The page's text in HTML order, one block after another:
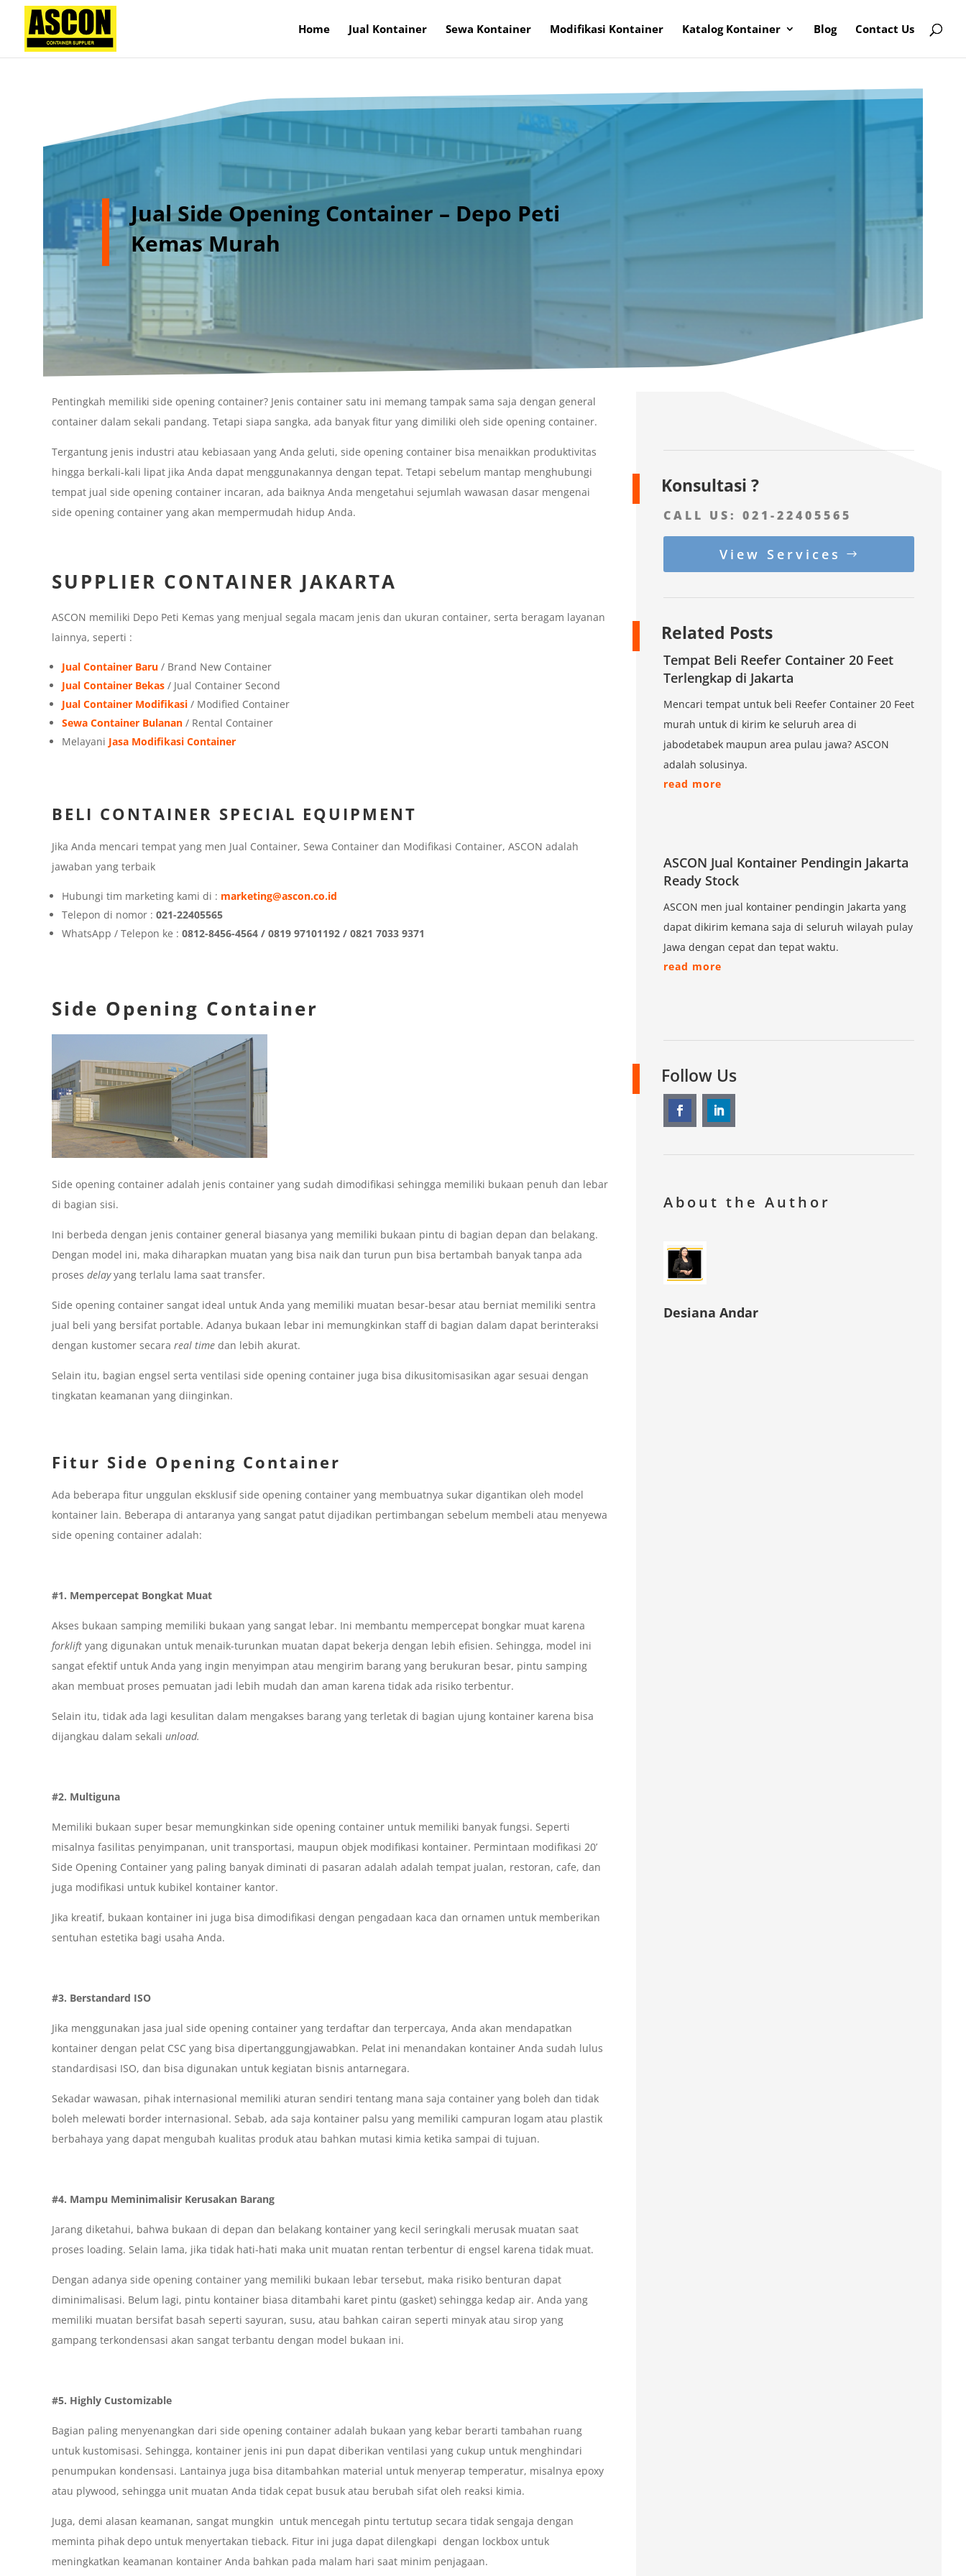
Home Jual Kontainer Sewa Kontainer Modifikasi Kontainer Katalog Kontainer Blog Contact Us
Jual Side Opening Container – Depo Peti
Kemas Murah
Pentingkah memiliki side opening container? Jenis container satu ini memang tampak sama saja dengan general
container dalam sekali pandang. Tetapi siapa sangka, ada banyak fitur yang dimiliki oleh side opening container.
Tergantung jenis industri atau kebiasaan yang Anda geluti, side opening container bisa menaikkan produktivitas
hingga berkali-kali lipat jika Anda dapat menggunakannya dengan tepat. Tetapi sebelum mantap menghubungi
tempat jual side opening container incaran, ada baiknya Anda mengetahui sejumlah wawasan dasar mengenai
side opening container yang akan mempermudah hidup Anda.
SUPPLIER CONTAINER JAKARTA
ASCON memiliki Depo Peti Kemas yang menjual segala macam jenis dan ukuran container, serta beragam layanan
lainnya, seperti :
Jual Container Baru/ Brand New Container
Jual Container Bekas/ Jual Container Second
Jual Container Modifikasi/ Modified Container
Sewa Container Bulanan/ Rental Container
Melayani Jasa Modifikasi Container
BELI CONTAINER SPECIAL EQUIPMENT
Jika Anda mencari tempat yang men Jual Container, Sewa Container dan Modifikasi Container, ASCON adalah
jawaban yang terbaik
Hubungi tim marketing kami di : marketing@ascon.co.id
Telepon di nomor : 021-22405565
WhatsApp / Telepon ke : 0812-8456-4564 / 0819 97101192 / 0821 7033 9371
Side Opening Container
Side opening container adalah jenis container yang sudah dimodifikasi sehingga memiliki bukaan penuh dan lebar
di bagian sisi.
Ini berbeda dengan jenis container general biasanya yang memiliki bukaan pintu di bagian depan dan belakang.
Dengan model ini, maka diharapkan muatan yang bisa naik dan turun pun bisa bertambah banyak tanpa ada
proses delayyang terlalu lama saat transfer.
Side opening container sangat ideal untuk Anda yang memiliki muatan besar-besar atau berniat memiliki sentra
jual beli yang bersifat portable. Adanya bukaan lebar ini memungkinkan staff di bagian dalam dapat berinteraksi
dengan kustomer secara real time dan lebih akurat.
Selain itu, bagian engsel serta ventilasi side opening container juga bisa dikusitomisasikan agar sesuai dengan
tingkatan keamanan yang diinginkan.
Fitur Side Opening Container
Ada beberapa fitur unggulan eksklusif side opening container yang membuatnya sukar digantikan oleh model
kontainer lain. Beberapa di antaranya yang sangat patut dijadikan pertimbangan sebelum membeli atau menyewa
side opening container adalah:
#1. Mempercepat Bongkat Muat
Akses bukaan samping memiliki bukaan yang sangat lebar. Ini membantu mempercepat bongkar muat karena
forkliftyang digunakan untuk menaik-turunkan muatan dapat bekerja dengan lebih efisien. Sehingga, model ini
sangat efektif untuk Anda yang ingin menyimpan atau mengirim barang yang berukuran besar, pintu samping
akan membuat proses pemuatan jadi lebih mudah dan aman karena tidak ada risiko terbentur.
Selain itu, tidak ada lagi kesulitan dalam mengakses barang yang terletak di bagian ujung kontainer karena bisa
dijangkau dalam sekali unload.
#2. Multiguna
Memiliki bukaan super besar memungkinkan side opening container untuk memiliki banyak fungsi. Seperti
misalnya fasilitas penyimpanan, unit transportasi, maupun objek modifikasi kontainer. Permintaan modifikasi 20’
Side Opening Container yang paling banyak diminati di pasaran adalah adalah tempat jualan, restoran, cafe, dan
juga modifikasi untuk kubikel kontainer kantor.
Jika kreatif, bukaan kontainer ini juga bisa dimodifikasi dengan pengadaan kaca dan ornamen untuk memberikan
sentuhan estetika bagi usaha Anda.
#3. Berstandard ISO
Jika menggunakan jasa jual side opening container yang terdaftar dan terpercaya, Anda akan mendapatkan
kontainer dengan pelat CSC yang bisa dipertanggungjawabkan. Pelat ini menandakan kontainer Anda sudah lulus
standardisasi ISO, dan bisa digunakan untuk kegiatan bisnis antarnegara.
Sekadar wawasan, pihak internasional memiliki aturan sendiri tentang mana saja container yang boleh dan tidak
boleh melewati border internasional. Sebab, ada saja kontainer palsu yang memiliki campuran logam atau plastik
berbahaya yang dapat mengubah kualitas produk atau bahkan mutasi kimia ketika sampai di tujuan.
#4. Mampu Meminimalisir Kerusakan Barang
Jarang diketahui, bahwa bukaan di depan dan belakang kontainer yang kecil seringkali merusak muatan saat
proses loading. Selain lama, jika tidak hati-hati maka unit muatan rentan terbentur di engsel karena tidak muat.
Dengan adanya side opening container yang memiliki bukaan lebar tersebut, maka risiko benturan dapat
diminimalisasi. Belum lagi, pintu kontainer biasa ditambahi karet pintu (gasket) sehingga kedap air. Anda yang
memiliki muatan bersifat basah seperti sayuran, susu, atau bahkan cairan seperti minyak atau sirop yang
gampang terkondensasi akan sangat terbantu dengan model bukaan ini.
#5. Highly Customizable
Bagian paling menyenangkan dari side opening container adalah bukaan yang kebar berarti tambahan ruang
untuk kustomisasi. Sehingga, kontainer jenis ini pun dapat diberikan ventilasi yang cukup untuk menghindari
penumpukan kondensasi. Lantainya juga bisa ditambahkan material untuk menyerap temperatur, misalnya epoxy
atau plywood, sehingga unit muatan Anda tidak cepat busuk atau berubah sifat oleh reaksi kimia.
Juga, demi alasan keamanan, sangat mungkin untuk mencegah pintu tertutup secara tidak sengaja dengan
meminta pihak depo untuk menyertakan tieback. Fitur ini juga dapat dilengkapi dengan lockbox untuk
meningkatkan keamanan kontainer Anda bahkan pada malam hari saat minim penjagaan.
Konsultasi ?
CALL US:021-22405565
View Services
Related Posts
Tempat Beli Reefer Container 20 Feet
Terlengkap di Jakarta
Mencari tempat untuk beli Reefer Container 20 Feet
murah untuk di kirim ke seluruh area di
jabodetabek maupun area pulau jawa? ASCON
adalah solusinya.
read more
ASCON Jual Kontainer Pendingin Jakarta
Ready Stock
ASCON men jual kontainer pendingin Jakarta yang
dapat dikirim kemana saja di seluruh wilayah pulay
Jawa dengan cepat dan tepat waktu.
read more
Follow Us
About the Author
Desiana Andar